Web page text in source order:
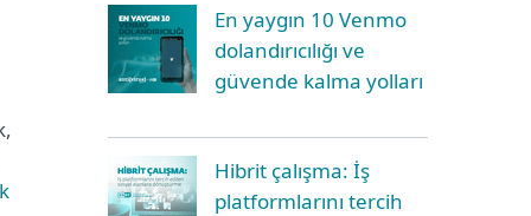
En yaygın 10 Venmo
dolandırıcılığı ve
güvende kalma yolları
Hibrit çalışma: İş
platformlarını tercih